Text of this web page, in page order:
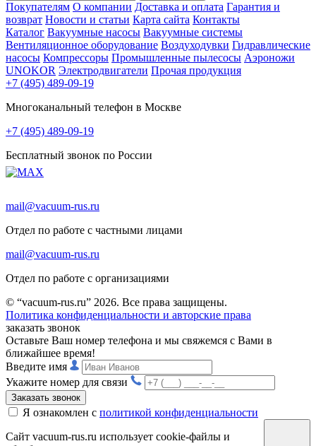
Покупателям О компании Доставка и оплата Гарантия и
возврат Новости и статьи Карта сайта Контакты
Каталог Вакуумные насосы Вакуумные системы
Вентиляционное оборудование Воздуходувки Гидравлические
насосы Компрессоры Промышленные пылесосы Аэроножи
UNOKOR Электродвигатели Прочая продукция
+7 (495) 489-09-19
Многоканальный телефон в Москве
+7 (495) 489-09-19
Бесплатный звонок по России
mail@vacuum-rus.ru
Отдел по работе с частными лицами
mail@vacuum-rus.ru
Отдел по работе с организациями
© “vacuum-rus.ru” 2026. Все права защищены.
Политика конфиденциальности и авторские права
заказать звонок
Оставьте Ваш номер телефона и мы свяжемся с Вами в
ближайшее время!
Введите имя
Укажите номер для связи
Заказать звонок
Я ознакомлен с политикой конфиденциальности
Сайт vacuum-rus.ru использует cookie-файлы и